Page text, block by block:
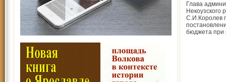
Глава
Некоузского
С.И.Королев
бюджета при